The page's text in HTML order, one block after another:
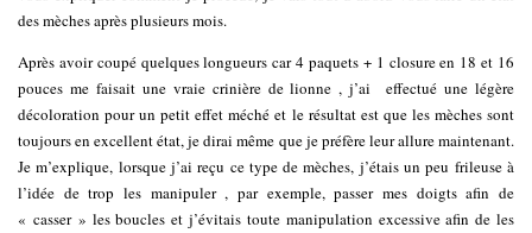
des mèches après plusieurs mois.
Après avoir coupé quelques longueurs car 4 paquets + 1 closure en 18 et 16
pouces me faisait une vraie crinière de lionne , j’ai effectué une légère
décoloration pour un petit effet méché et le résultat est que les mèches sont
toujours en excellent état, je dirai même que je préfère leur allure maintenant.
Je m’explique, lorsque j’ai reçu ce type de mèches, j’étais un peu frileuse à
l’idée de trop les manipuler , par exemple, passer mes doigts afin de
« casser » les boucles et j’évitais toute manipulation excessive afin de les